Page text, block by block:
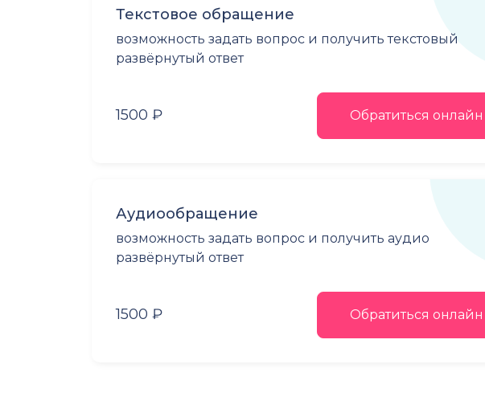
Текстовое обращение
возможность задать вопрос и получить текстовый
развёрнутый ответ
1500 ₽ Обратиться онлайн
Аудиообращение
возможность задать вопрос и получить аудио
развёрнутый ответ
1500 ₽ Обратиться онлайн